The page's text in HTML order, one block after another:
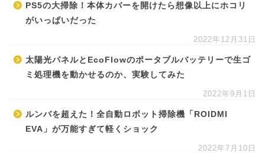
PS5の大掃除！本体カバーを開けたら想像以上にホコリ
がいっぱいだった
2022年12月31日
太陽光パネルとEcoFlowのポータブルバッテリーで生ゴ
ミ処理機を動かせるのか、実験してみた
2022年9月1日
ルンバを超えた！全自動ロボット掃除機「ROIDMI
EVA」が万能すぎて軽くショック
2022年7月10日